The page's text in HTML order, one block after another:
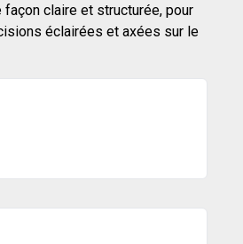
claire et structurée, pour
éclairées et axées sur le